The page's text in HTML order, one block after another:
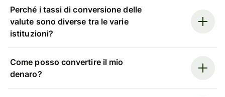
Perché i tassi di conversione delle
valute sono diverse tra le varie
istituzioni?
Come posso convertire il mio
denaro?